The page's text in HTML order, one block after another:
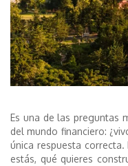
Es una de las
del mundo financiero:
única respuesta
estás, qué quieres